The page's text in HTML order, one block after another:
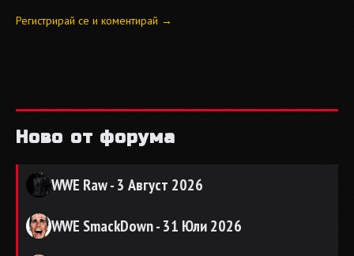
Регистрирай се и коментирай →
Ново от форума
WWE Raw - 3 Август 2026
WWE SmackDown - 31 Юли 2026